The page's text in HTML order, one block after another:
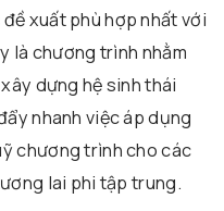
xuất phù hợp nhất với
là chương trình nhằm
dựng hệ sinh thái
nhanh việc áp dụng
chương trình cho các
lai phi tập trung.